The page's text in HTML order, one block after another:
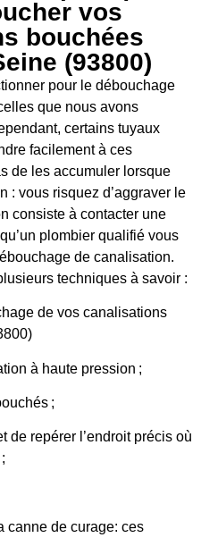
vos
bouchées
(93800)
pour le débouchage
que nous avons
certains tuyaux
facilement à ces
de les accumuler lorsque
: vous risquez d’aggraver le
consiste à contacter une
plombier qualifié vous
de canalisation.
techniques à savoir :
de vos canalisations
à haute pression ;
;
de repérer l’endroit précis où
canne de curage: ces